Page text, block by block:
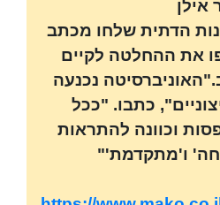
אילן
הדתית שלחו מכתב
את ההחלטה לקיים
נכנעה
כתבו. "ככל
וכוונה להתראות
ו'מתקדמת'"